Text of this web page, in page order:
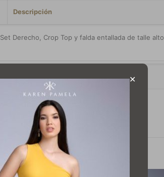
Descripción
Set Derecho, Crop Top y falda entallada de talle alto
✕